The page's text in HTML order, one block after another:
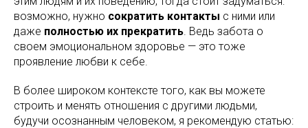
возможно, нужно сократить контакты с ними или
даже полностью их прекратить . Ведь забота о
своем эмоциональном здоровье — это тоже
проявление любви к себе.
В более широком контексте того, как вы можете
строить и менять отношения с другими людьми,
будучи осознанным человеком, я рекомендую статью: